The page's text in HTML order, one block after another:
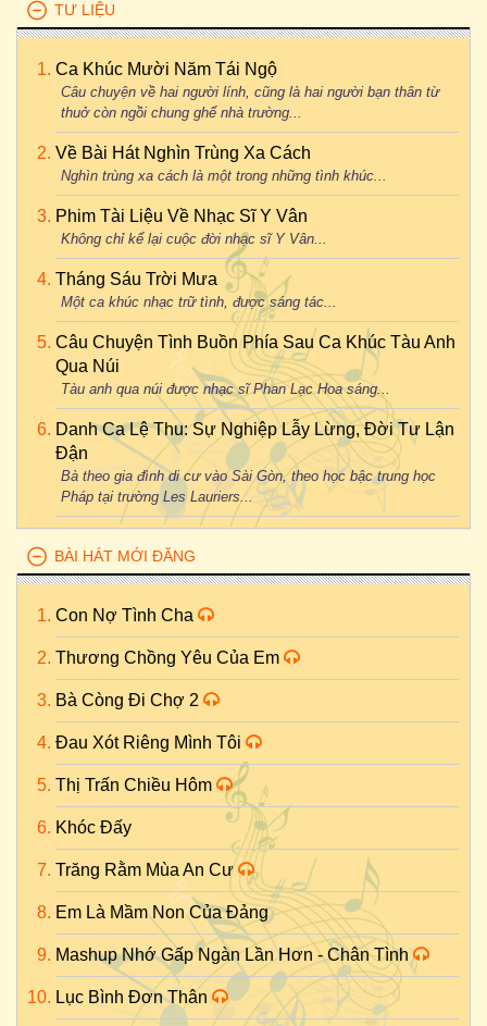
TƯ LIỆU
Ca Khúc Mười Năm Tái Ngộ
Câu chuyện về hai người lính, cũng là hai người bạn thân từ
thuở còn ngồi chung ghế nhà trường...
Về Bài Hát Nghìn Trùng Xa Cách
Nghìn trùng xa cách là một trong những tình khúc...
Phim Tài Liệu Về Nhạc Sĩ Y Vân
Không chỉ kể lại cuộc đời nhạc sĩ Y Vân...
Tháng Sáu Trời Mưa
Một ca khúc nhạc trữ tình, được sáng tác...
Câu Chuyện Tình Buồn Phía Sau Ca Khúc Tàu Anh
Qua Núi
Tàu anh qua núi được nhạc sĩ Phan Lạc Hoa sáng...
Danh Ca Lệ Thu: Sự Nghiệp Lẫy Lừng, Đời Tư Lận
Đận
Bà theo gia đình di cư vào Sài Gòn, theo học bậc trung học
Pháp tại trường Les Lauriers...
BÀI HÁT MỚI ĐĂNG
Con Nợ Tình Cha
Thương Chồng Yêu Của Em
Bà Còng Đi Chợ 2
Đau Xót Riêng Mình Tôi
Thị Trấn Chiều Hôm
Khóc Đấy
Trăng Rằm Mùa An Cư
Em Là Mầm Non Của Đảng
Mashup Nhớ Gấp Ngàn Lần Hơn - Chân Tình
Lục Bình Đơn Thân